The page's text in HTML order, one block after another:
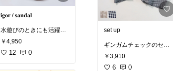
𝐢𝐠𝐨𝐫 / 𝐬𝐚𝐧𝐝𝐚𝐥
水遊びのときにも活躍す
るラバーサンダル𓇢
色味もデザインもかわい
い𓂃♡
￥4,950
12 0
set up
ギンガムチェックのセッ
トアップ𓂃
かわいい♡
￥3,910
6 0